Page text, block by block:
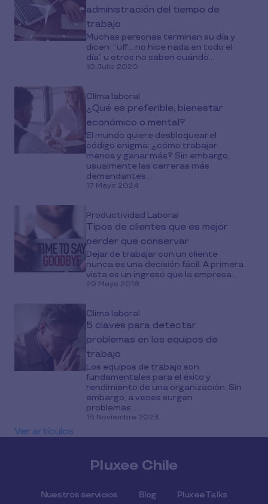
administración del tiempo de
trabajo
Muchas personas terminan su día y
dicen: “uff... no hice nada en todo el
día” u otros no saben cuándo...
10 Julio 2020
Clima laboral
¿Qué es preferible, bienestar
económico o mental?
El mundo quiere desbloquear el
código enigma: ¿cómo trabajar
menos y ganar más? Sin embargo,
usualmente las carreras más
demandantes...
17 Mayo 2024
Productividad Laboral
Tipos de clientes que es mejor
perder que conservar
Dejar de trabajar con un cliente
nunca es una decisión fácil. A primera
vista es un ingreso que la empresa...
29 Mayo 2018
Clima laboral
5 claves para detectar
problemas en los equipos de
trabajo
Los equipos de trabajo son
fundamentales para el éxito y
rendimiento de una organización. Sin
embargo, a veces surgen
problemas...
16 Noviembre 2023
Ver artículos
Pluxee Chile
Nuestros servicios Blog Pluxee Talks